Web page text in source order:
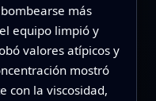
más
equipo limpió y
valores atípicos y
mostró
con la viscosidad,